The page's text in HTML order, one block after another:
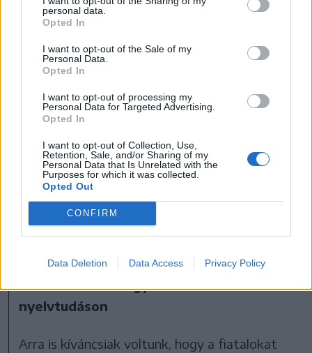
personal data.
Opted In
I want to opt-out of the Sale of my
Personal Data.
Opted In
I want to opt-out of processing my
Personal Data for Targeted Advertising.
Opted In
I want to opt-out of Collection, Use,
Retention, Sale, and/or Sharing of my
Personal Data that Is Unrelated with the
Purposes for which it was collected.
Opted Out
CONFIRM
Data Deletion Data Access Privacy Policy
Zsolt a szakmai felkészültséget jelölte meg
legnagyobb segítség az, ha a szakmai tudásod
rendben van. Nagyon nagy segítség a
kapcsolati háló, de ha nem tudod elvégezni a
munkát, akkor a kapcsolatok csak egy
bizonyos szintig fognak elvinni” – fogalmazott.
Véleménye szerint az igazi kiemelkedés záloga
a piacon az, ha a jelentkező rendelkezik az
adott munkakörnek megfelelő tudással,
amelyet aztán képes tovább fejleszteni és
Sok minden áll vagy bukik a román
nyelvtudáson
Arra is kíváncsiak voltunk, hogy a fiatalokat